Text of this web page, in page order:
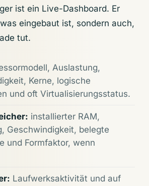
ist ein Live-Dashboard. Er
eingebaut ist, sondern auch,
tut.
Auslastung,
Kerne, logische
und oft Virtualisierungsstatus.
installierter RAM,
Geschwindigkeit, belegte
und Formfaktor, wenn
Laufwerksaktivität und auf